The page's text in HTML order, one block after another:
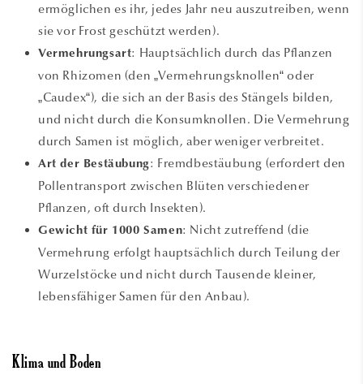
ermöglichen es ihr, jedes Jahr neu auszutreiben, wenn
sie vor Frost geschützt werden).
Vermehrungsart: Hauptsächlich durch das Pflanzen
von Rhizomen (den „Vermehrungsknollen“ oder
„Caudex“), die sich an der Basis des Stängels bilden,
und nicht durch die Konsumknollen. Die Vermehrung
durch Samen ist möglich, aber weniger verbreitet.
Art der Bestäubung: Fremdbestäubung (erfordert den
Pollentransport zwischen Blüten verschiedener
Pflanzen, oft durch Insekten).
Gewicht für 1000 Samen: Nicht zutreffend (die
Vermehrung erfolgt hauptsächlich durch Teilung der
Wurzelstöcke und nicht durch Tausende kleiner,
lebensfähiger Samen für den Anbau).
Klima und Boden